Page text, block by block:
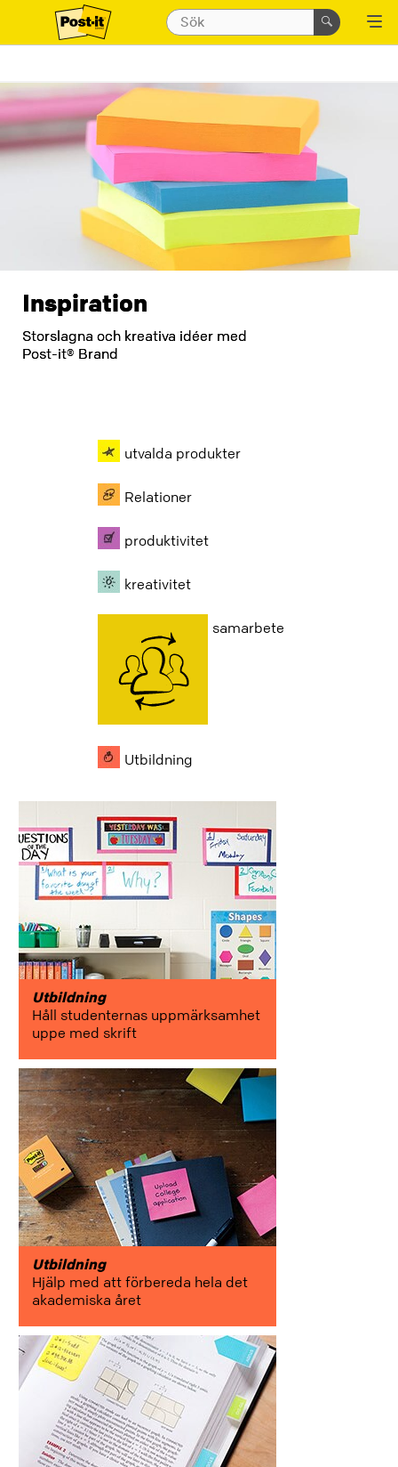
Inspiration
Storslagna och kreativa idéer med
Post-it® Brand
utvalda produkter
Relationer
produktivitet
kreativitet
samarbete
Utbildning
Utbildning
Håll studenternas uppmärksamhet
uppe med skrift
Utbildning
Hjälp med att förbereda hela det
akademiska året